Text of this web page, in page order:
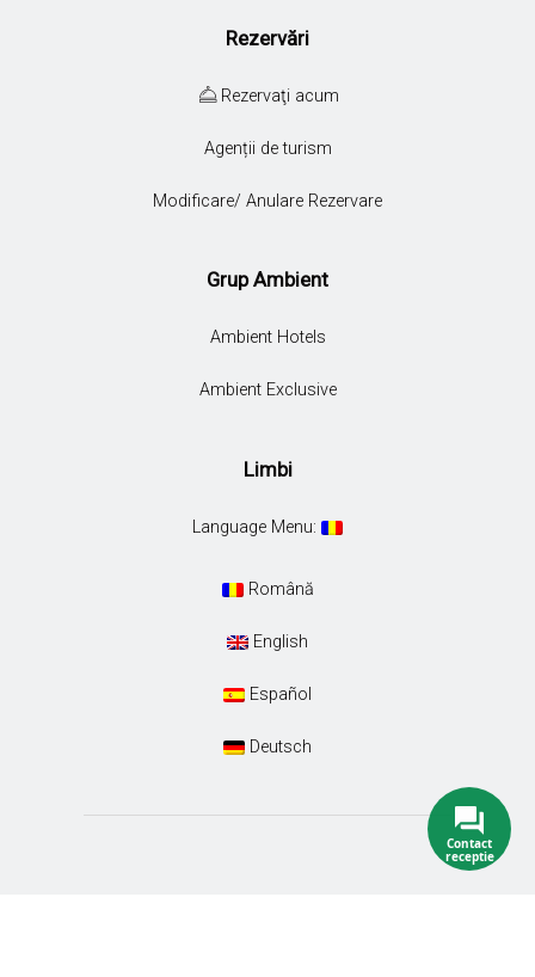
Rezervări
Rezervaţi acum
Agenții de turism
Modificare/ Anulare Rezervare
Grup Ambient
Ambient Hotels
Ambient Exclusive
Limbi
Language Menu:
Română
English
Español
Deutsch
Contact
receptie